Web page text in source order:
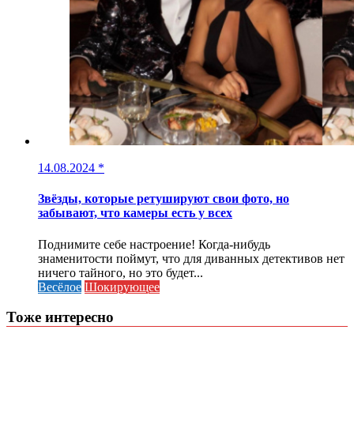
14.08.2024 *
Звёзды, которые ретушируют свои фото, но
забывают, что камеры есть у всех
Поднимите себе настроение! Когда-нибудь
знаменитости поймут, что для диванных детективов нет
ничего тайного, но это будет...
Весёлое Шокирующее
Тоже интересно